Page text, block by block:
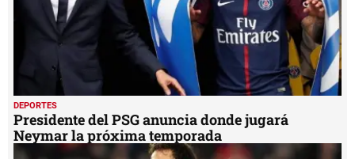
DEPORTES
Presidente del PSG anuncia donde jugará
Neymar la próxima temporada